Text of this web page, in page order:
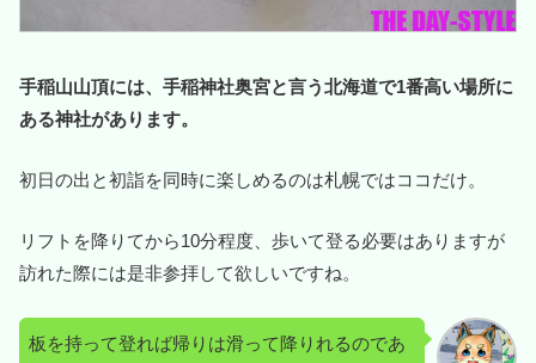
手稲山山頂には、手稲神社奥宮と言う北海道で1番高い場所に
ある神社があります。
初日の出と初詣を同時に楽しめるのは札幌ではココだけ。
リフトを降りてから10分程度、歩いて登る必要はありますが
訪れた際には是非参拝して欲しいですね。
板を持って登れば帰りは滑って降りれるのであ